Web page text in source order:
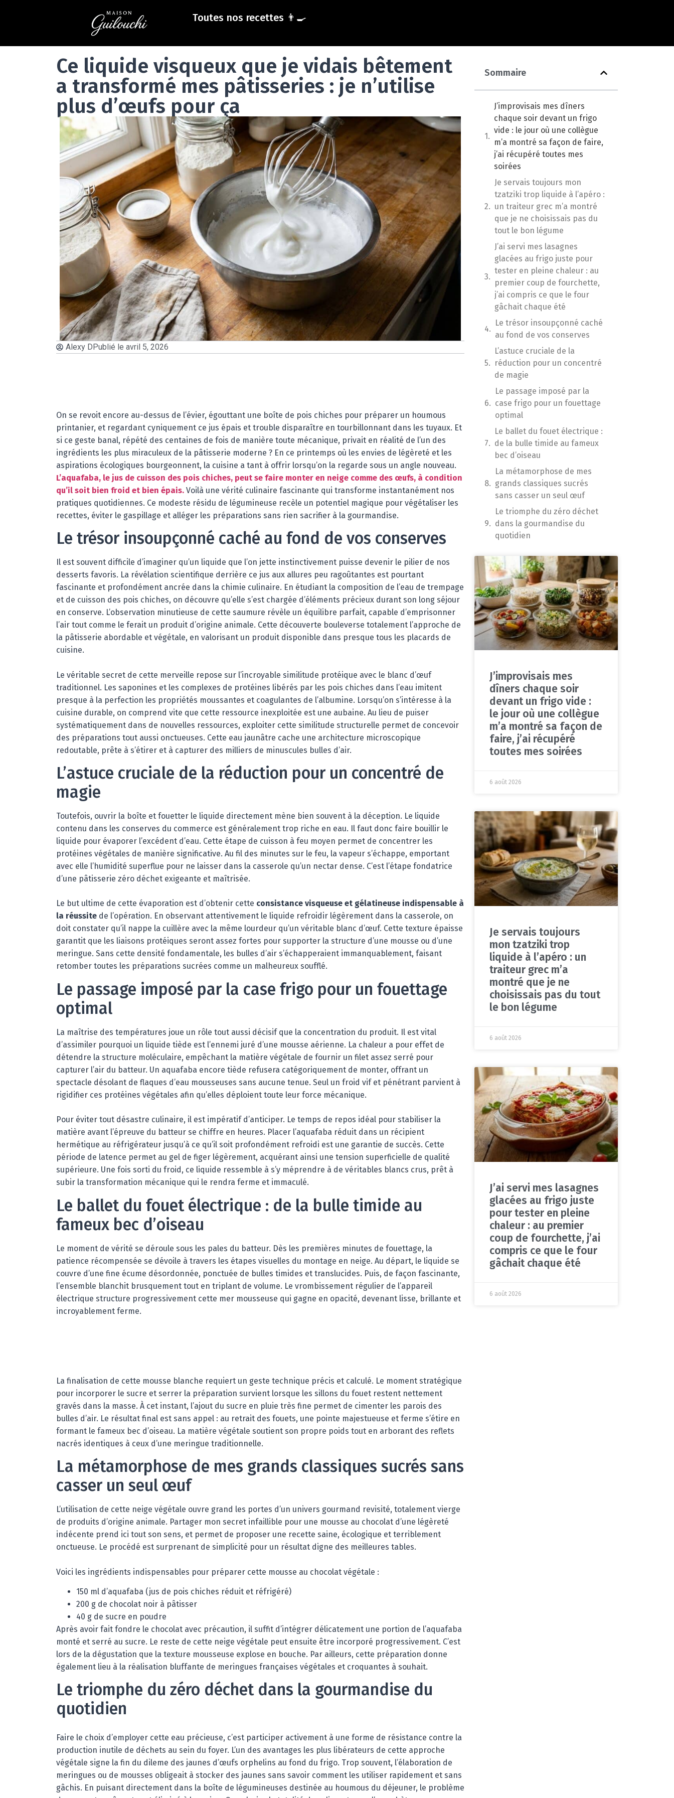
Toutes nos recettes 👨‍🍳
Sommaire
J’improvisais mes dîners
chaque soir devant un frigo
vide : le jour où une collègue
m’a montré sa façon de faire,
j’ai récupéré toutes mes
soirées
Je servais toujours mon
tzatziki trop liquide à l’apéro :
un traiteur grec m’a montré
que je ne choisissais pas du
tout le bon légume
J’ai servi mes lasagnes
glacées au frigo juste pour
tester en pleine chaleur : au
premier coup de fourchette,
j’ai compris ce que le four
gâchait chaque été
Le trésor insoupçonné caché
au fond de vos conserves
L’astuce cruciale de la
réduction pour un concentré
de magie
Le passage imposé par la
case frigo pour un fouettage
optimal
Le ballet du fouet électrique :
de la bulle timide au fameux
bec d’oiseau
La métamorphose de mes
grands classiques sucrés
sans casser un seul œuf
Le triomphe du zéro déchet
dans la gourmandise du
quotidien
J’improvisais mes
dîners chaque soir
devant un frigo vide :
le jour où une collègue
m’a montré sa façon de
faire, j’ai récupéré
toutes mes soirées
6 août 2026
Je servais toujours
mon tzatziki trop
liquide à l’apéro : un
traiteur grec m’a
montré que je ne
choisissais pas du tout
le bon légume
6 août 2026
J’ai servi mes lasagnes
glacées au frigo juste
pour tester en pleine
chaleur : au premier
coup de fourchette, j’ai
compris ce que le four
gâchait chaque été
6 août 2026
Ce liquide visqueux que je vidais bêtement
a transformé mes pâtisseries : je n’utilise
plus d’œufs pour ça
Alexy DPublié le avril 5, 2026
On se revoit encore au-dessus de l’évier, égouttant une boîte de pois chiches pour préparer un houmous
printanier, et regardant cyniquement ce jus épais et trouble disparaître en tourbillonnant dans les tuyaux. Et
si ce geste banal, répété des centaines de fois de manière toute mécanique, privait en réalité de l’un des
ingrédients les plus miraculeux de la pâtisserie moderne ? En ce printemps où les envies de légèreté et les
aspirations écologiques bourgeonnent, la cuisine a tant à offrir lorsqu’on la regarde sous un angle nouveau.
L’aquafaba, le jus de cuisson des pois chiches, peut se faire monter en neige comme des œufs, à condition
qu’il soit bien froid et bien épais. Voilà une vérité culinaire fascinante qui transforme instantanément nos
pratiques quotidiennes. Ce modeste résidu de légumineuse recèle un potentiel magique pour végétaliser les
recettes, éviter le gaspillage et alléger les préparations sans rien sacrifier à la gourmandise.
Le trésor insoupçonné caché au fond de vos conserves
Il est souvent difficile d’imaginer qu’un liquide que l’on jette instinctivement puisse devenir le pilier de nos
desserts favoris. La révélation scientifique derrière ce jus aux allures peu ragoûtantes est pourtant
fascinante et profondément ancrée dans la chimie culinaire. En étudiant la composition de l’eau de trempage
et de cuisson des pois chiches, on découvre qu’elle s’est chargée d’éléments précieux durant son long séjour
en conserve. L’observation minutieuse de cette saumure révèle un équilibre parfait, capable d’emprisonner
l’air tout comme le ferait un produit d’origine animale. Cette découverte bouleverse totalement l’approche de
la pâtisserie abordable et végétale, en valorisant un produit disponible dans presque tous les placards de
cuisine.
Le véritable secret de cette merveille repose sur l’incroyable similitude protéique avec le blanc d’œuf
traditionnel. Les saponines et les complexes de protéines libérés par les pois chiches dans l’eau imitent
presque à la perfection les propriétés moussantes et coagulantes de l’albumine. Lorsqu’on s’intéresse à la
cuisine durable, on comprend vite que cette ressource inexploitée est une aubaine. Au lieu de puiser
systématiquement dans de nouvelles ressources, exploiter cette similitude structurelle permet de concevoir
des préparations tout aussi onctueuses. Cette eau jaunâtre cache une architecture microscopique
redoutable, prête à s’étirer et à capturer des milliers de minuscules bulles d’air.
L’astuce cruciale de la réduction pour un concentré de
magie
Toutefois, ouvrir la boîte et fouetter le liquide directement mène bien souvent à la déception. Le liquide
contenu dans les conserves du commerce est généralement trop riche en eau. Il faut donc faire bouillir le
liquide pour évaporer l’excédent d’eau. Cette étape de cuisson à feu moyen permet de concentrer les
protéines végétales de manière significative. Au fil des minutes sur le feu, la vapeur s’échappe, emportant
avec elle l’humidité superflue pour ne laisser dans la casserole qu’un nectar dense. C’est l’étape fondatrice
d’une pâtisserie zéro déchet exigeante et maîtrisée.
Le but ultime de cette évaporation est d’obtenir cette consistance visqueuse et gélatineuse indispensable à
la réussite de l’opération. En observant attentivement le liquide refroidir légèrement dans la casserole, on
doit constater qu’il nappe la cuillère avec la même lourdeur qu’un véritable blanc d’œuf. Cette texture épaisse
garantit que les liaisons protéiques seront assez fortes pour supporter la structure d’une mousse ou d’une
meringue. Sans cette densité fondamentale, les bulles d’air s’échapperaient immanquablement, faisant
retomber toutes les préparations sucrées comme un malheureux soufflé.
Le passage imposé par la case frigo pour un fouettage
optimal
La maîtrise des températures joue un rôle tout aussi décisif que la concentration du produit. Il est vital
d’assimiler pourquoi un liquide tiède est l’ennemi juré d’une mousse aérienne. La chaleur a pour effet de
détendre la structure moléculaire, empêchant la matière végétale de fournir un filet assez serré pour
capturer l’air du batteur. Un aquafaba encore tiède refusera catégoriquement de monter, offrant un
spectacle désolant de flaques d’eau mousseuses sans aucune tenue. Seul un froid vif et pénétrant parvient à
rigidifier ces protéines végétales afin qu’elles déploient toute leur force mécanique.
Pour éviter tout désastre culinaire, il est impératif d’anticiper. Le temps de repos idéal pour stabiliser la
matière avant l’épreuve du batteur se chiffre en heures. Placer l’aquafaba réduit dans un récipient
hermétique au réfrigérateur jusqu’à ce qu’il soit profondément refroidi est une garantie de succès. Cette
période de latence permet au gel de figer légèrement, acquérant ainsi une tension superficielle de qualité
supérieure. Une fois sorti du froid, ce liquide ressemble à s’y méprendre à de véritables blancs crus, prêt à
subir la transformation mécanique qui le rendra ferme et immaculé.
Le ballet du fouet électrique : de la bulle timide au
fameux bec d’oiseau
Le moment de vérité se déroule sous les pales du batteur. Dès les premières minutes de fouettage, la
patience récompensée se dévoile à travers les étapes visuelles du montage en neige. Au départ, le liquide se
couvre d’une fine écume désordonnée, ponctuée de bulles timides et translucides. Puis, de façon fascinante,
l’ensemble blanchit brusquement tout en triplant de volume. Le vrombissement régulier de l’appareil
électrique structure progressivement cette mer mousseuse qui gagne en opacité, devenant lisse, brillante et
incroyablement ferme.
La finalisation de cette mousse blanche requiert un geste technique précis et calculé. Le moment stratégique
pour incorporer le sucre et serrer la préparation survient lorsque les sillons du fouet restent nettement
gravés dans la masse. À cet instant, l’ajout du sucre en pluie très fine permet de cimenter les parois des
bulles d’air. Le résultat final est sans appel : au retrait des fouets, une pointe majestueuse et ferme s’étire en
formant le fameux bec d’oiseau. La matière végétale soutient son propre poids tout en arborant des reflets
nacrés identiques à ceux d’une meringue traditionnelle.
La métamorphose de mes grands classiques sucrés sans
casser un seul œuf
L’utilisation de cette neige végétale ouvre grand les portes d’un univers gourmand revisité, totalement vierge
de produits d’origine animale. Partager mon secret infaillible pour une mousse au chocolat d’une légèreté
indécente prend ici tout son sens, et permet de proposer une recette saine, écologique et terriblement
onctueuse. Le procédé est surprenant de simplicité pour un résultat digne des meilleures tables.
Voici les ingrédients indispensables pour préparer cette mousse au chocolat végétale :
150 ml d’aquafaba (jus de pois chiches réduit et réfrigéré)
200 g de chocolat noir à pâtisser
40 g de sucre en poudre
Après avoir fait fondre le chocolat avec précaution, il suffit d’intégrer délicatement une portion de l’aquafaba
monté et serré au sucre. Le reste de cette neige végétale peut ensuite être incorporé progressivement. C’est
lors de la dégustation que la texture mousseuse explose en bouche. Par ailleurs, cette préparation donne
également lieu à la réalisation bluffante de meringues françaises végétales et croquantes à souhait.
Le triomphe du zéro déchet dans la gourmandise du
quotidien
Faire le choix d’employer cette eau précieuse, c’est participer activement à une forme de résistance contre la
production inutile de déchets au sein du foyer. L’un des avantages les plus libérateurs de cette approche
végétale signe la fin du dileme des jaunes d’œufs orphelins au fond du frigo. Trop souvent, l’élaboration de
meringues ou de mousses obligeait à stocker des jaunes sans savoir comment les utiliser rapidement et sans
gâchis. En puisant directement dans la boîte de légumineuses destinée au houmous du déjeuner, le problème